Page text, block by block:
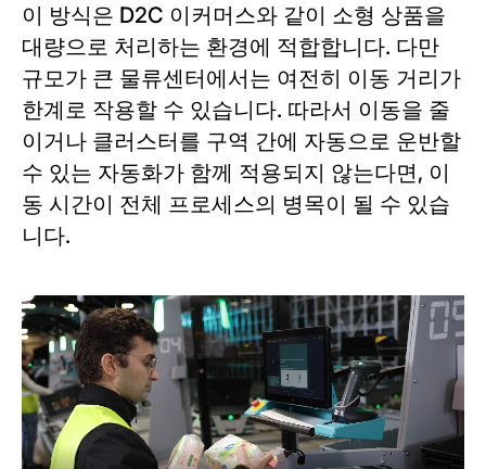
이 방식은 D2C 이커머스와 같이 소형 상품을
대량으로 처리하는 환경에 적합합니다. 다만
규모가 큰 물류센터에서는 여전히 이동 거리가
한계로 작용할 수 있습니다. 따라서 이동을 줄
이거나 클러스터를 구역 간에 자동으로 운반할
수 있는 자동화가 함께 적용되지 않는다면, 이
동 시간이 전체 프로세스의 병목이 될 수 있습
니다.